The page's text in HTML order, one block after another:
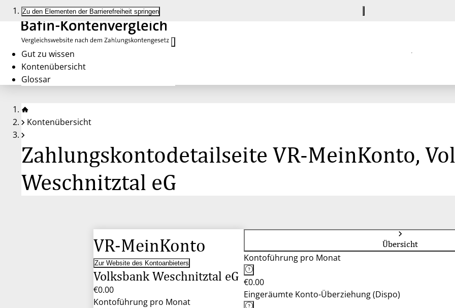
Zu den Elementen der Barrierefreiheit springen
Gut zu wissen
Kontenübersicht
Glossar
Kontenübersicht
Zahlungskontodetailseite VR-MeinKonto,
Weschnitztal eG
VR-MeinKonto
Zur Website des Kontoanbieters
Volksbank Weschnitztal eG
€0.00
Kontoführung pro Monat
Übersicht
Kontoführung pro Monat
€0.00
Eingeräumte Konto-Überziehung (Dispo)